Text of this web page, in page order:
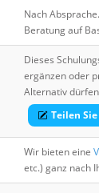
Nach
Beratung auf
Dieses
ergänzen oder
Alternativ
Teilen
Wir bieten eine
etc.) ganz nach